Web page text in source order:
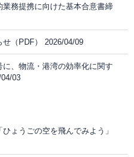
務提携に向けた基本合意書締
（PDF） 2026/04/09
に、物流・港湾の効率化に関す
03
ょうごの空を飛んでみよう」